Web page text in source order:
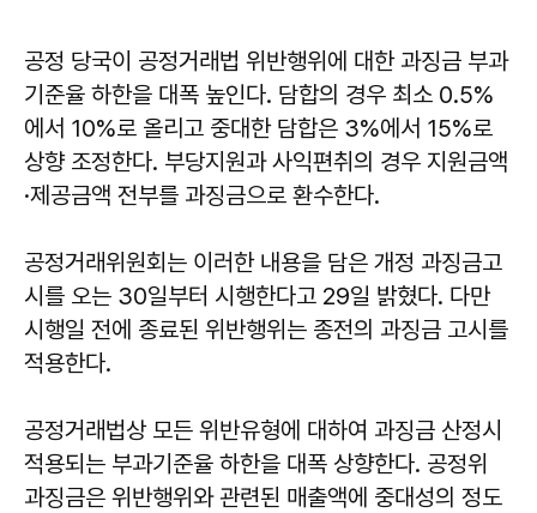
공정 당국이 공정거래법 위반행위에 대한 과징금 부과
기준율 하한을 대폭 높인다. 담합의 경우 최소 0.5%
에서 10%로 올리고 중대한 담합은 3%에서 15%로
상향 조정한다. 부당지원과 사익편취의 경우 지원금액
·제공금액 전부를 과징금으로 환수한다.
공정거래위원회는 이러한 내용을 담은 개정 과징금고
시를 오는 30일부터 시행한다고 29일 밝혔다. 다만
시행일 전에 종료된 위반행위는 종전의 과징금 고시를
적용한다.
공정거래법상 모든 위반유형에 대하여 과징금 산정시
적용되는 부과기준율 하한을 대폭 상향한다. 공정위
과징금은 위반행위와 관련된 매출액에 중대성의 정도